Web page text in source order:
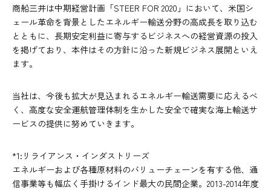
商船三井は中期経営計画「STEER FOR 2020」において、米国シ
ェール革命を背景としたエネルギー輸送分野の高成長を取り込む
とともに、長期安定利益に寄与するビジネスへの経営資源の投入
を掲げており、本件はその方針に沿った新規ビジネス展開といえ
ます。
当社は、今後も拡大が見込まれるエネルギー輸送需要に応えるべ
く、高度な安全運航管理体制を生かした安全で確実な海上輸送サ
ービスの提供に努めていきます。
*1:リライアンス・インダストリーズ
エネルギーおよび各種原材料のバリューチェーンを有する他、通
信事業等も幅広く手掛けるインド最大の民間企業。2013-2014年度